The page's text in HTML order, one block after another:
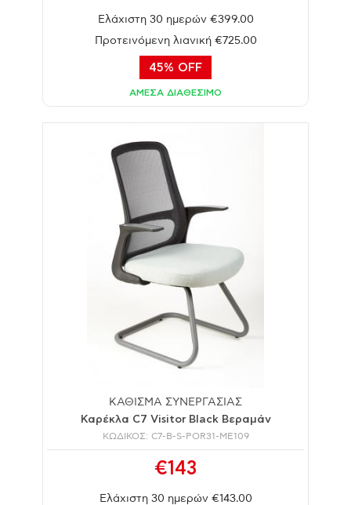
Ελάχιστη 30 ημερών €399.00
Προτεινόμενη λιανική €725.00
45% OFF
ΑΜΕΣΑ ΔΙΑΘΕΣΙΜΟ
ΚΑΘΙΣΜΑ ΣΥΝΕΡΓΑΣΙΑΣ
Καρέκλα C7 Visitor Black Βεραμάν
ΚΩΔΙΚΟΣ: C7-B-S-POR31-ME109
€143
Ελάχιστη 30 ημερών €143.00